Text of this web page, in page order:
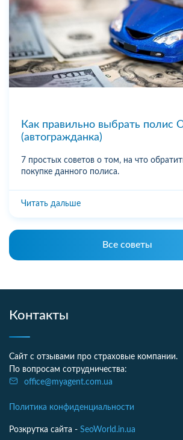
Как правильно выбрать полис
(автогражданка)
7 простых советов о том, на что
покупке данного полиса.
Читать дальше
Все советы
Контакты
Сайт с отзывами про страховые компании.
По вопросам сотрудничества:
office@myagent.com.ua
Политика конфиденциальности
Розкрутка сайта - SeoWorld.in.ua